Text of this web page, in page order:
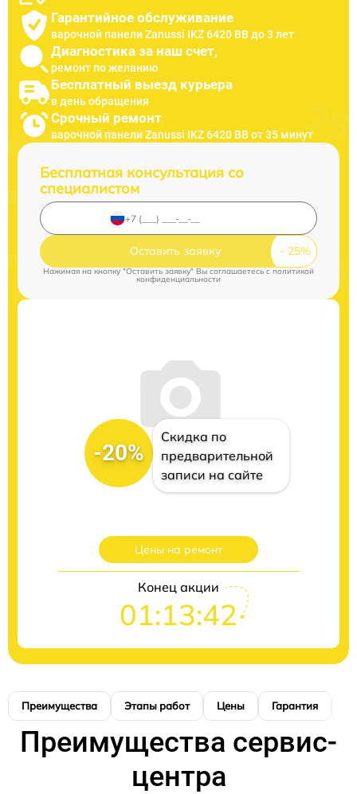
Гарантийное обслуживание
варочной панели Zanussi IKZ 6420 BB до 3 лет
Диагностика за наш счет,
ремонт по желанию
Бесплатный выезд курьера
в день обращения
Срочный ремонт
варочной панели Zanussi IKZ 6420 BB от 35 минут
Бесплатная консультация со
специалистом
Оставить заявку
Нажимая на кнопку "Оставить заявку" Вы соглашаетесь cполитикой
конфиденциальности
-20%
Скидка по
предварительной
записи на сайте
Цены на ремонт
Конец акции
01:13:41
Преимущества Этапы работ Цены Гарантия
Преимущества сервис-
центра